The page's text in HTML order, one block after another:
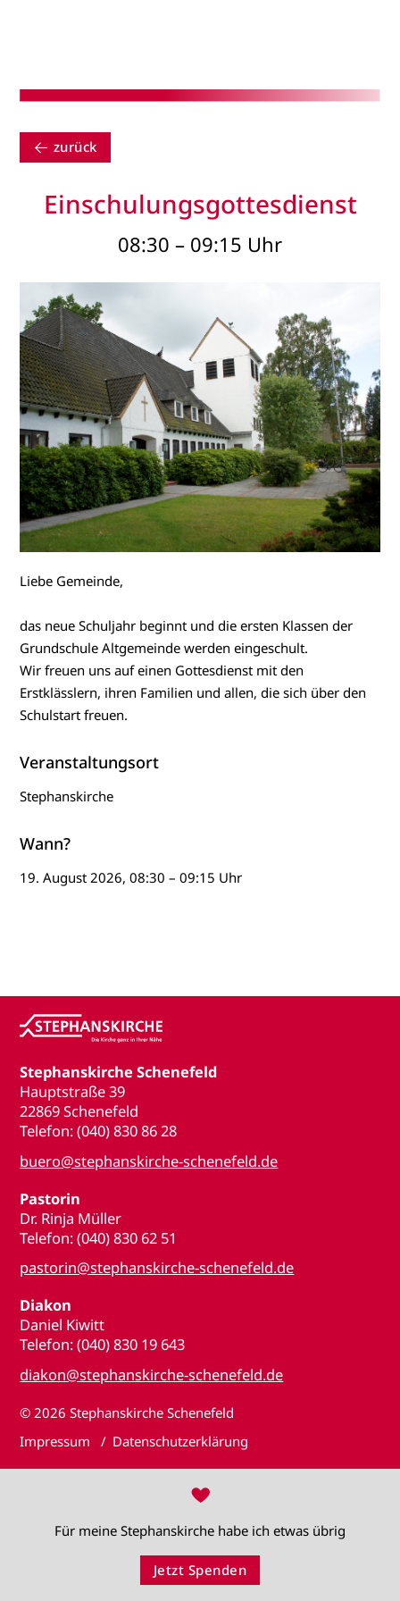
zurück
Einschulungsgottesdienst
08:30 – 09:15 Uhr
Liebe Gemeinde,
das neue Schuljahr beginnt und die ersten Klassen der
Grundschule Altgemeinde werden eingeschult.
Wir freuen uns auf einen Gottesdienst mit den
Erstklässlern, ihren Familien und allen, die sich über den
Schulstart freuen.
Veranstaltungsort
Stephanskirche
Wann?
19. August 2026, 08:30 – 09:15 Uhr
Stephanskirche Schenefeld
Hauptstraße 39
22869 Schenefeld
Telefon: (040) 830 86 28
buero@stephanskirche-schenefeld.de
Pastorin
Dr. Rinja Müller
Telefon: (040) 830 62 51
pastorin@stephanskirche-schenefeld.de
Diakon
Daniel Kiwitt
Telefon: (040) 830 19 643
diakon@stephanskirche-schenefeld.de
© 2026 Stephanskirche Schenefeld
Impressum
Datenschutzerklärung
♥
Für meine Stephanskirche habe ich etwas übrig
Jetzt Spenden